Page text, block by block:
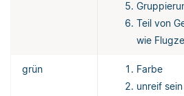
Teil von
wie
grün
Farbe
unreif